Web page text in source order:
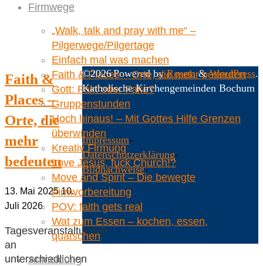
Firmwege
„Walk, talk and pray with me“ –
Pilgerwege/Pilgertage
Einfach mal was machen
Faith & Places – Orte, die mehr bedeuten
Gott: Fakt oder Fake?
Gruppenstunden
Hoch hinaus! – Mit Gottes Hilfe Grenzen
überwinden
Kreativ Firmung
Love Jesus, fuck Church!?
Move and Spirit – Die bewegte
Firmvorbereitung
POV: faith gets real
Wat zum Essen – kochen, essen,
quatschen
Anmeldung
Faith &
Places –
Orte, die
mehr
bedeuten
13. Mai 202510.
Juli 2026
Tagesveranstaltungen
an
unterschiedlichen
Powered byRoseta&WordPress.
©2026
Katholische Kirchengemeinden Bochum
Impressum-
Datenschutzerklärung-
Bildnachweise-
Back
to
Top